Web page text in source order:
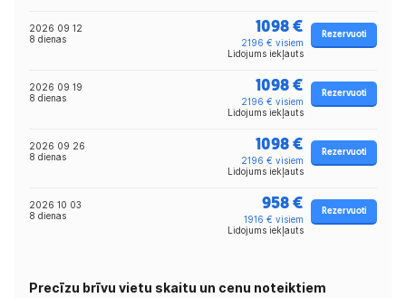
2026 09 12
8 dienas
1098 €
2196 € visiem
Lidojums iekļauts
Rezervuoti
2026 09 19
8 dienas
1098 €
2196 € visiem
Lidojums iekļauts
Rezervuoti
2026 09 26
8 dienas
1098 €
2196 € visiem
Lidojums iekļauts
Rezervuoti
2026 10 03
8 dienas
958 €
1916 € visiem
Lidojums iekļauts
Rezervuoti
Precīzu brīvu vietu skaitu un cenu noteiktiem